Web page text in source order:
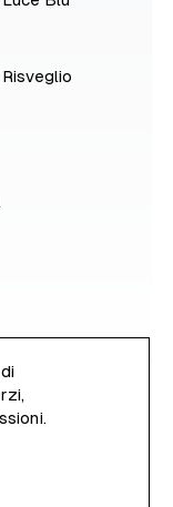
degli Alpini
|
cookie
Il nome Hevoluta